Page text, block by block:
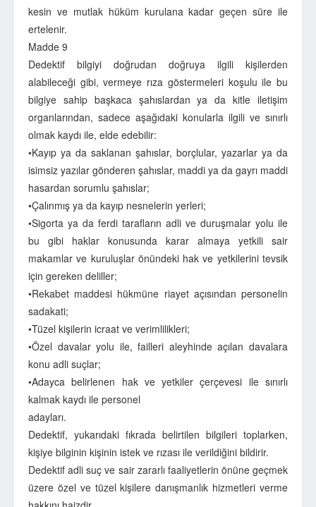
kesin ve mutlak hüküm kurulana kadar geçen süre ile
ertelenir.
Madde 9
Dedektif bilgiyi doğrudan doğruya ilgili kişilerden
alabileceği gibi, vermeye rıza göstermeleri koşulu ile bu
bilgiye sahip başkaca şahıslardan ya da kitle iletişim
organlarından, sadece aşağıdaki konularla ilgili ve sınırlı
olmak kaydı ile, elde edebilir:
•Kayıp ya da saklanan şahıslar, borçlular, yazarlar ya da
isimsiz yazılar gönderen şahıslar, maddi ya da gayrı maddi
hasardan sorumlu şahıslar;
•Çalınmış ya da kayıp nesnelerin yerleri;
•Sigorta ya da ferdi tarafların adli ve duruşmalar yolu ile
bu gibi haklar konusunda karar almaya yetkili sair
makamlar ve kuruluşlar önündeki hak ve yetkilerini tevsik
için gereken deliller;
•Rekabet maddesi hükmüne riayet açısından personelin
sadakati;
•Tüzel kişilerin icraat ve verimlilikleri;
•Özel davalar yolu ile, failleri aleyhinde açılan davalara
konu adli suçlar;
•Adayca belirlenen hak ve yetkiler çerçevesi ile sınırlı
kalmak kaydı ile personel
adayları.
Dedektif, yukarıdaki fıkrada belirtilen bilgileri toplarken,
kişiye bilginin kişinin istek ve rızası ile verildiğini bildirir.
Dedektif adli suç ve sair zararlı faaliyetlerin önüne geçmek
üzere özel ve tüzel kişilere danışmanlık hizmetleri verme